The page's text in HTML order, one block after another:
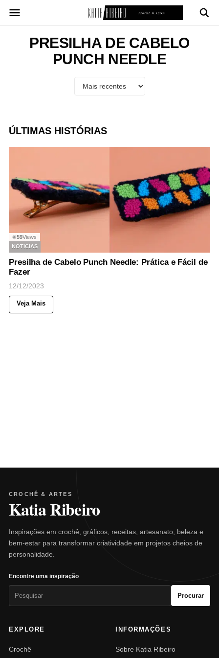
para
conteúdoPRESILHA DE CABELO
PUNCH NEEDLE
ÚLTIMAS HISTÓRIAS
◉59Views
NOTICIAS
Presilha de Cabelo Punch Needle: Prática e Fácil de
Fazer
12/12/2023
Veja Mais
CROCHÊ & ARTES
Katia Ribeiro
Inspirações em crochê, gráficos, receitas, artesanato, beleza e
bem-estar para transformar criatividade em projetos cheios de
personalidade.
Encontre uma inspiração
Procurar
EXPLORE
Crochê
INFORMAÇÕES
Sobre Katia Ribeiro